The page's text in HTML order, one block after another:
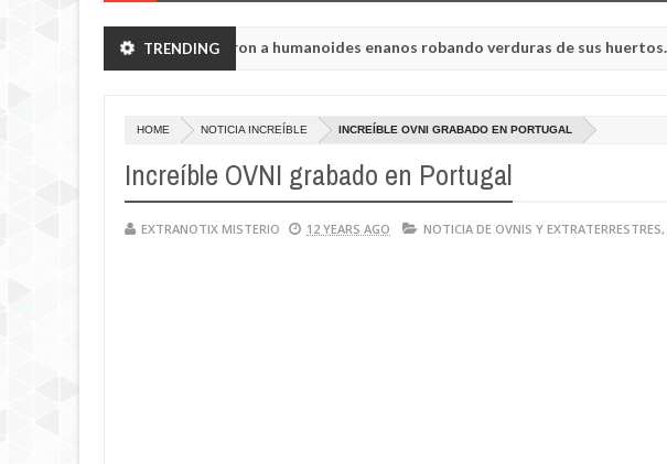
TRENDING
de Chelyabinsk vieron a humanoides enanos robando verduras de sus huertos.
HOME NOTICIA INCREÍBLE INCREÍBLE OVNI GRABADO EN PORTUGAL
Increíble OVNI grabado en Portugal
EXTRANOTIX MISTERIO 12 YEARS AGO NOTICIA DE OVNIS Y EXTRATERRESTRES,